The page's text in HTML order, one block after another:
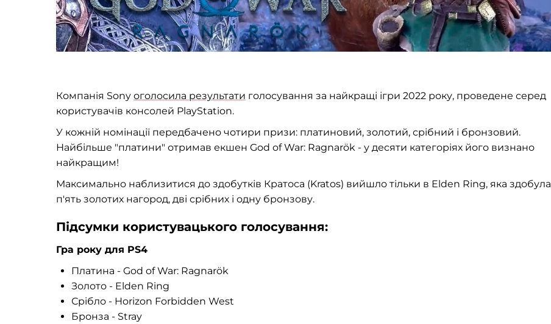
Компанія Sony оголосила результати голосування за найкращі ігри 2022 року, проведене серед
користувачів консолей PlayStation.
У кожній номінації передбачено чотири призи: платиновий, золотий, срібний і бронзовий.
Найбільше "платини" отримав екшен God of War: Ragnarök - у десяти категоріях його визнано
найкращим!
Максимально наблизитися до здобутків Кратоса (Kratos) вийшло тільки в Elden Ring, яка здобула
п'ять золотих нагород, дві срібних і одну бронзову.
Підсумки користувацького голосування:
Гра року для PS4
Платина - God of War: Ragnarök
Золото - Elden Ring
Срібло - Horizon Forbidden West
Бронза - Stray